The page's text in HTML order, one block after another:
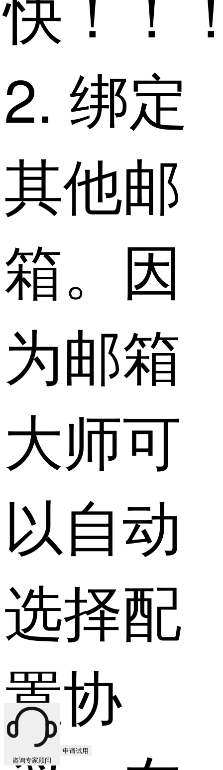
2. 绑定
其他邮
箱。因
为邮箱
大师可
以自动
选择配
置协
咨询专家顾问
申请试用